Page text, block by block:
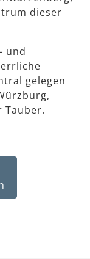
dieser
und
gelegen
Tauber.